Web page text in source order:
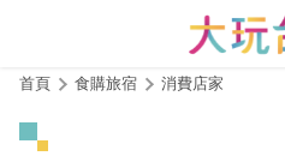
首頁 食購旅宿 消費店家